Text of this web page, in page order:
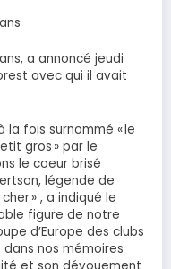
a annoncé jeudi
avec qui il avait
la fois surnommé « le
gros » par le
le coeur brisé
légende de
» , a indiqué le
figure de notre
d’Europe des clubs
nos mémoires